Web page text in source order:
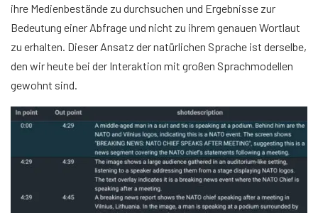
ihre Medienbestände zu durchsuchen und Ergebnisse zur
Bedeutung einer Abfrage und nicht zu ihrem genauen Wortlaut
zu erhalten. Dieser Ansatz der natürlichen Sprache ist derselbe,
den wir heute bei der Interaktion mit großen Sprachmodellen
gewohnt sind.